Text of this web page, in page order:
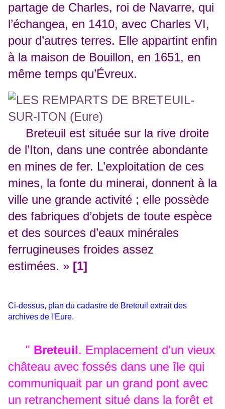
partage de Charles, roi de Navarre, qui
l’échangea, en 1410, avec Charles VI,
pour d’autres terres. Elle appartint enfin
à la maison de Bouillon, en 1651, en
même temps qu’Évreux.
Breteuil est située sur la rive droite
de l’Iton, dans une contrée abondante
en mines de fer. L’exploitation de ces
mines, la fonte du minerai, donnent à la
ville une grande activité ; elle possède
des fabriques d’objets de toute espèce
et des sources d’eaux minérales
ferrugineuses froides assez
estimées. » [1]
Ci-dessus, plan du cadastre de Breteuil extrait des
archives de l'Eure.
" Breteuil. Emplacement d'un vieux
château avec fossés dans une île qui
communiquait par un grand pont avec
un retranchement situé dans la forêt et